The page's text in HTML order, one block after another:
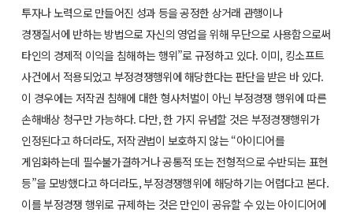
투자나 노력으로 만들어진 성과 등을 공정한 상거래 관행이나
경쟁질서에 반하는 방법으로 자신의 영업을 위해 무단으로 사용함으로써
타인의 경제적 이익을 침해하는 행위”로 규정하고 있다. 이미, 킹소프트
사건에서 적용되었고 부정경쟁행위에 해당한다는 판단을 받은 바 있다.
이 경우에는 저작권 침해에 대한 형사처벌이 아닌 부정경쟁 행위에 따른
손해배상 청구만 가능하다. 다만, 한 가지 유념할 것은 부정경쟁행위가
인정된다고 하더라도, 저작권법이 보호하지 않는 “아이디어를
게임화하는데 필수불가결하거나 공통적 또는 전형적으로 수반되는 표현
등”을 모방했다고 하더라도, 부정경쟁행위에 해당하기는 어렵다고 본다.
이를 부정경쟁 행위로 규제하는 것은 만인이 공유할 수 있는 아이디어에